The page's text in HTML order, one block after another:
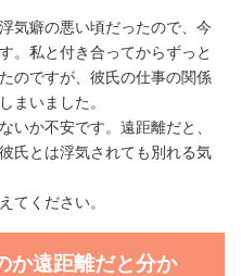
気癖の悪い頃だったので、今
。私と付き合ってからずっと
のですが、彼氏の仕事の関係
まいました。
いか不安です。遠距離だと、
氏とは浮気されても別れる気
てください。
か遠距離だと分か